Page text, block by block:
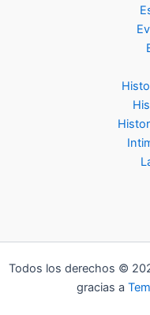
Todos los derechos ©
gracias a